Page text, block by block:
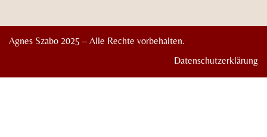
Agnes Szabo 2025 – Alle Rechte vorbehalten.
Datenschutzerklärung